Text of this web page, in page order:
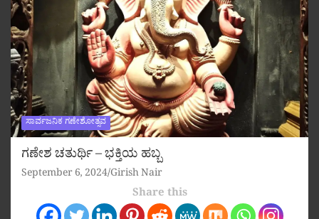
ಸಾರ್ವಜನಿಕ ಗಣೇಶೋತ್ಸವ
ಗಣೇಶ ಚತುರ್ಥಿ – ಭಕ್ತಿಯ ಹಬ್ಬ
September 6, 2024 Girish Nair
Share this